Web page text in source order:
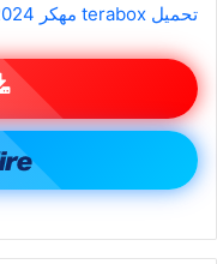
تحميل terabox مهكر 2024 اخر اصدار مجانا